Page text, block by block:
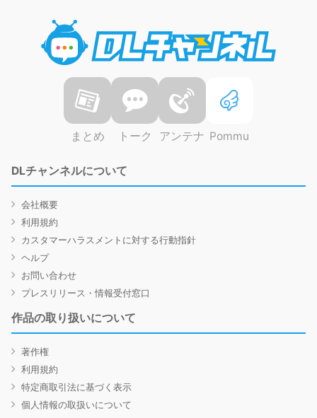
まとめ トーク アンテナ Pommu
DLチャンネルについて
会社概要
利用規約
カスタマーハラスメントに対する行動指針
ヘルプ
お問い合わせ
プレスリリース・情報受付窓口
作品の取り扱いについて
著作権
利用規約
特定商取引法に基づく表示
個人情報の取扱いについて